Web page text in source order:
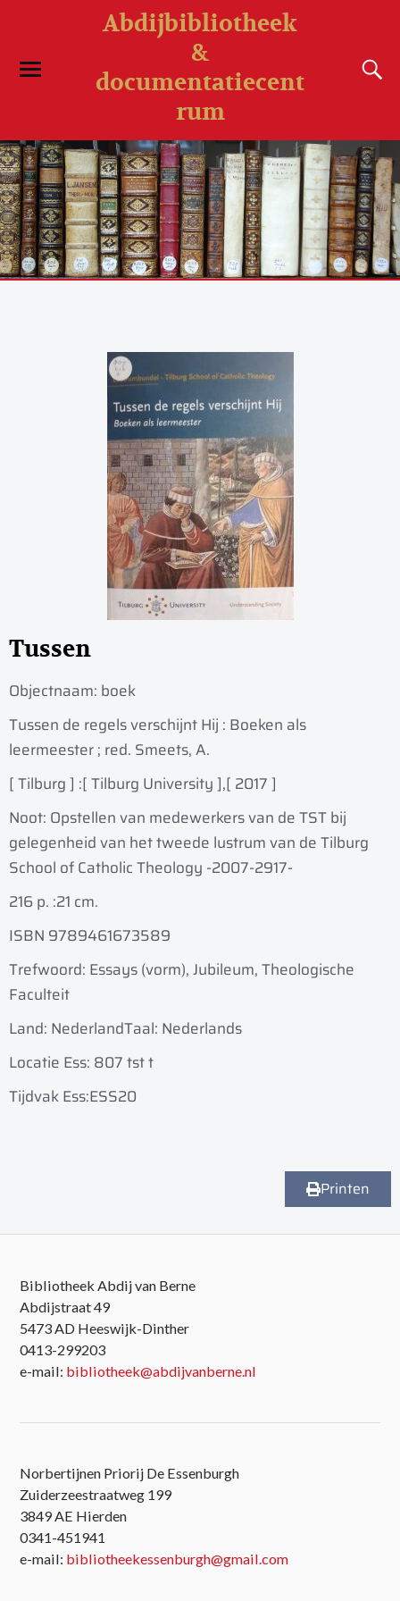
Abdijbibliotheek
&
documentatiecent
rum
Tussen
Objectnaam: boek
Tussen de regels verschijnt Hij : Boeken als
leermeester ; red. Smeets, A.
[ Tilburg ] :[ Tilburg University ],[ 2017 ]
Noot: Opstellen van medewerkers van de TST bij
gelegenheid van het tweede lustrum van de Tilburg
School of Catholic Theology -2007-2917-
216 p. :21 cm.
ISBN 9789461673589
Trefwoord: Essays (vorm), Jubileum, Theologische
Faculteit
Land: NederlandTaal: Nederlands
Locatie Ess: 807 tst t
Tijdvak Ess:ESS20
Printen
Bibliotheek Abdij van Berne
Abdijstraat 49
5473 AD Heeswijk-Dinther
0413-299203
e-mail: bibliotheek@abdijvanberne.nl
Norbertijnen Priorij De Essenburgh
Zuiderzeestraatweg 199
3849 AE Hierden
0341-451941
e-mail: bibliotheekessenburgh@gmail.com